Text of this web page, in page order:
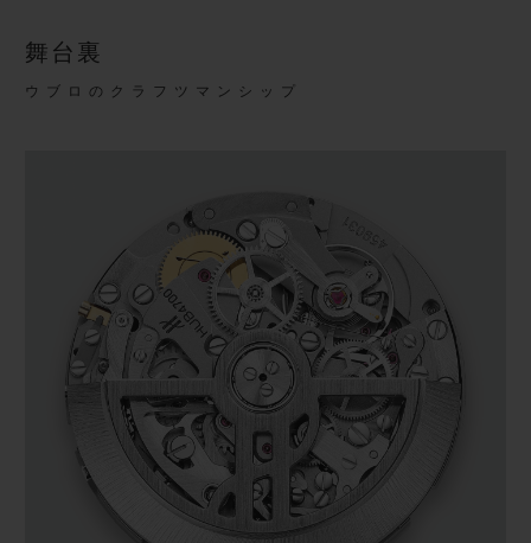
舞台裏
ウブロのクラフツマンシップ